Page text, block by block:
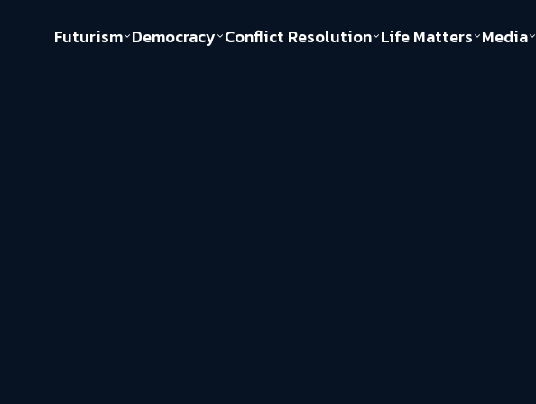
Futurism Democracy Conflict Resolution Life Matters Media